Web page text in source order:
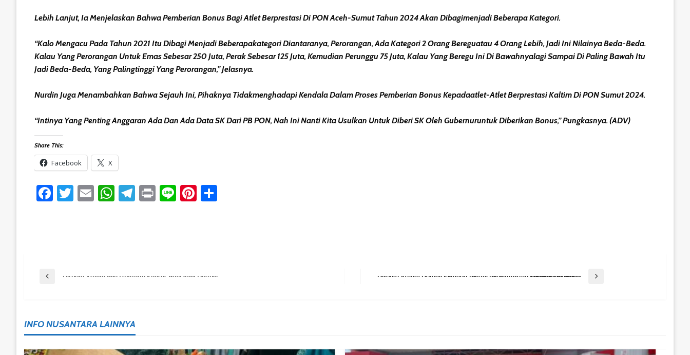
Lebih Lanjut, Ia Menjelaskan Bahwa Pemberian Bonus Bagi Atlet Berprestasi Di PON Aceh-Sumut Tahun 2024 Akan Dibagimenjadi Beberapa Kategori.
“Kalo Mengacu Pada Tahun 2021 Itu Dibagi Menjadi Beberapakategori Diantaranya, Perorangan, Ada Kategori 2 Orang Bereguatau 4 Orang Lebih, Jadi Ini Nilainya Beda-Beda.
Kalau Yang Perorangan Untuk Emas Sebesar 250 Juta, Perak Sebesar 125 Juta, Kemudian Perunggu 75 Juta, Kalau Yang Beregu Ini Di Bawahnyalagi Sampai Di Paling Bawah Itu
Jadi Beda-Beda, Yang Palingtinggi Yang Perorangan,” Jelasnya.
Nurdin Juga Menambahkan Bahwa Sejauh Ini, Pihaknya Tidakmenghadapi Kendala Dalam Proses Pemberian Bonus Kepadaatlet-Atlet Berprestasi Kaltim Di PON Sumut 2024.
“Intinya Yang Penting Anggaran Ada Dan Ada Data SK Dari PB PON, Nah Ini Nanti Kita Usulkan Untuk Diberi SK Oleh Gubernuruntuk Diberikan Bonus,” Pungkasnya. (ADV)
Share This:
Facebook X
Facebook
Twitter
EmailWhatsApp
Telegram
PrintLinePinterest
Post
Previous Post Dispora Kaltim Beri Layanan Khusus Bagi Atlet Difabel Next Post Dispora Kaltim Dorong Pemuda Berani Berwirausaha Melalui Pelatihan Kecakapan Hidup
INFO NUSANTARA LAINNYA